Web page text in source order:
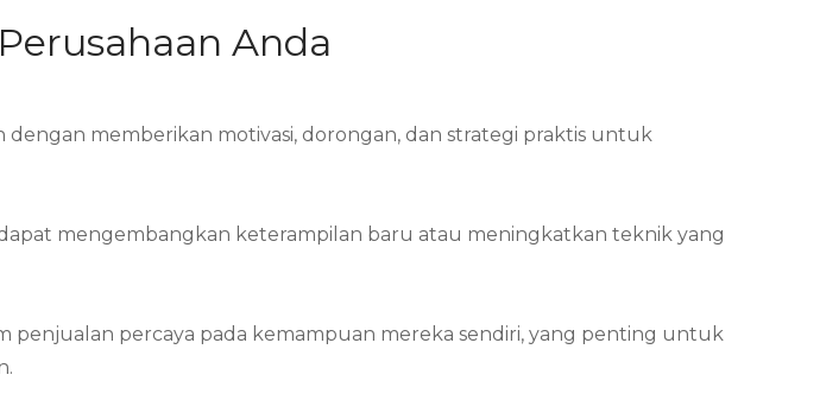
Anda
memberikan motivasi, dorongan, dan strategi praktis untuk
mengembangkan keterampilan baru atau meningkatkan teknik yang
percaya pada kemampuan mereka sendiri, yang penting untuk